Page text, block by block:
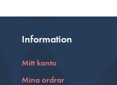
Information
Mitt konto
Mina ordrar